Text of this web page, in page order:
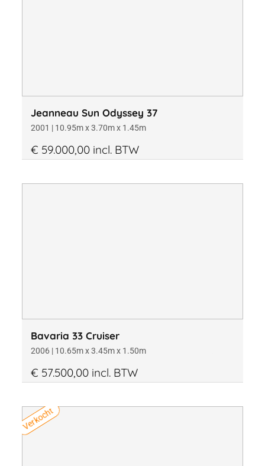
Jeanneau Sun Odyssey 37
2001 | 10.95m x 3.70m x 1.45m
€ 59.000,00 incl. BTW
Bavaria 33 Cruiser
2006 | 10.65m x 3.45m x 1.50m
€ 57.500,00 incl. BTW
Verkocht